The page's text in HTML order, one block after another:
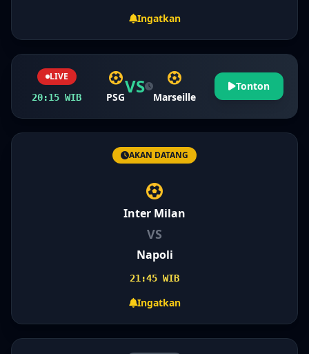
Ingatkan
LIVE
20:15 WIB PSGVS Marseille
Tonton
AKAN DATANG
Inter Milan
VS
Napoli
21:45 WIB
Ingatkan